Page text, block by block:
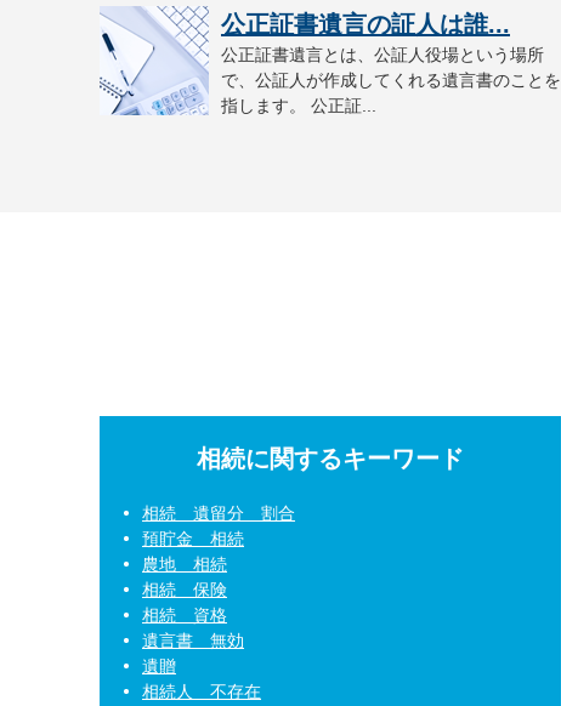
公正証書遺言の証人は誰...
公正証書遺言とは、公証人役場という場所
で、公証人が作成してくれる遺言書のことを
指します。 公正証...
相続に関するキーワード
相続 遺留分 割合
預貯金 相続
農地 相続
相続 保険
相続 資格
遺言書 無効
遺贈
相続人 不存在